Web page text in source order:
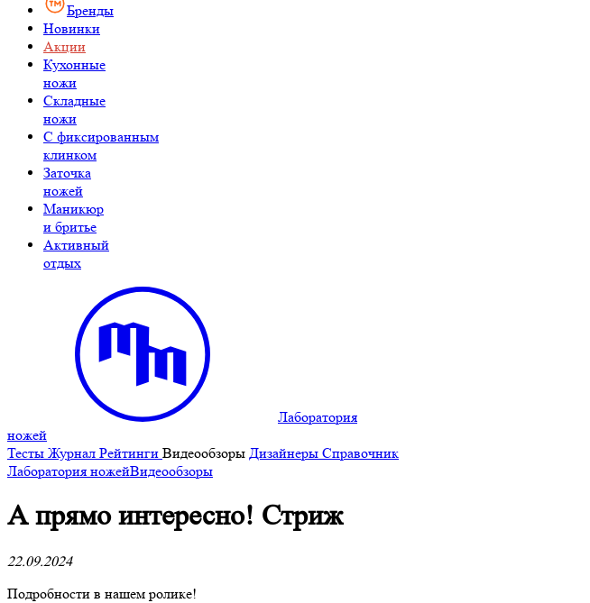
Бренды
Новинки
Акции
Кухонные
ножи
Складные
ножи
C фиксированным
клинком
Заточка
ножей
Маникюр
и бритье
Активный
отдых
Лаборатория
ножей
Тесты Журнал Рейтинги Видеообзоры Дизайнеры Справочник
Лаборатория ножейВидеообзоры
А прямо интересно! Стриж
22.09.2024
Подробности в нашем ролике!